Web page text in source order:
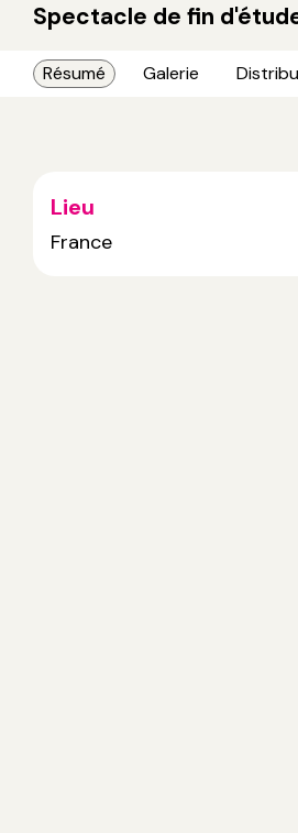
Spectacle de fin
Résumé Galerie
Lieu
France